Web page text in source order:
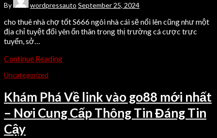
By wordpressauto September 25, 2024
cho thuê nhà chợ tốt S666 ngôi nhà cái sẽ nổi lên cũng như một
địa chỉ tuyệt đối yên ổn thân trong thị trường cá cược trực
tuyến, sở…
Continue Reading
Uncategorized
Khám Phá Về link vào go88 mới nhất
– Nơi Cung Cấp Thông Tin Đáng Tin
Cậy